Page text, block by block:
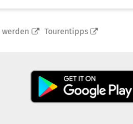
Tourentipps